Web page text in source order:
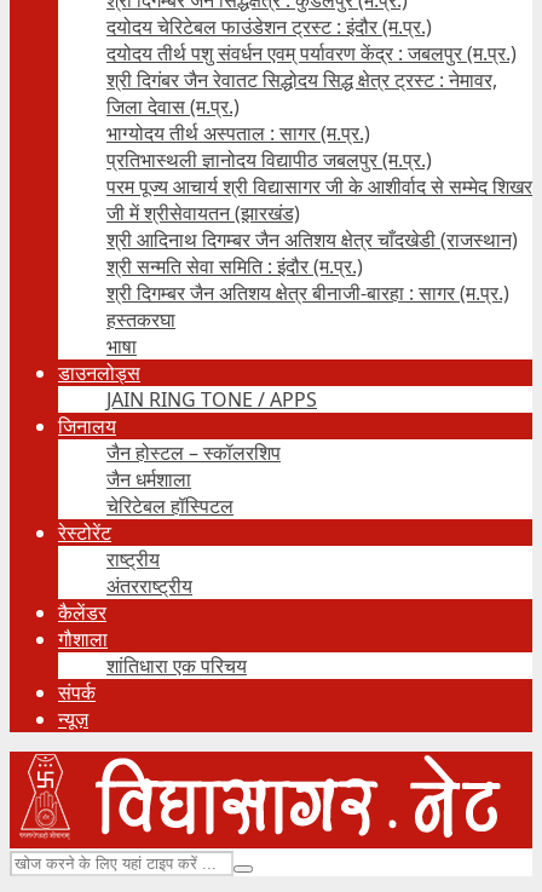
दयोदय चेरिटेबल फाउंडेशन ट्रस्ट : इंदौर (म.प्र.)
दयोदय तीर्थ पशु संवर्धन एवम्‌ पर्यावरण केंद्र : जबलपुर (म.प्र.)
श्री दिगंबर जैन रेवातट सिद्धोदय सिद्ध क्षेत्र ट्रस्ट : नेमावर,
जिला देवास (म.प्र.)
भाग्योदय तीर्थ अस्पताल : सागर (म.प्र.)
प्रतिभास्थली ज्ञानोदय विद्यापीठ जबलपुर (म.प्र.)
परम पूज्य आचार्य श्री विद्यासागर जी के आशीर्वाद से सम्मेद शिखर
जी में श्रीसेवायतन (झारखंड)
श्री आदिनाथ दिगम्बर जैन अतिशय क्षेत्र चाँदखेडी (राजस्थान)
श्री सन्मति सेवा समिति : इंदौर (म.प्र.)
श्री दिगम्बर जैन अतिशय क्षेत्र बीनाजी-बारहा : सागर (म.प्र.)
हस्तकरघा
भाषा
डाउनलोड्स
JAIN RING TONE / APPS
जिनालय
जैन होस्टल – स्कॉलरशिप
जैन धर्मशाला
चेरिटेबल हॉस्पिटल
रेस्टोरेंट
राष्ट्रीय
अंतरराष्ट्रीय
कैलेंडर
गौशाला
शांतिधारा एक परिचय
संपर्क
न्यूज़